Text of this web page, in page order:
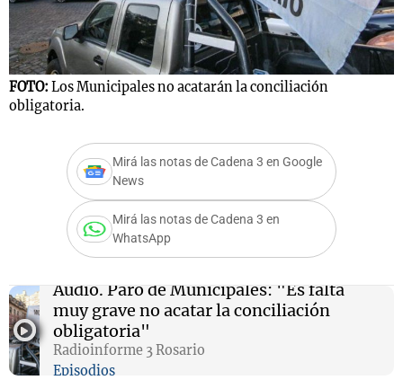
FOTO: Los Municipales no acatarán la conciliación
obligatoria.
Mirá las notas de Cadena 3 en Google
News
Mirá las notas de Cadena 3 en
WhatsApp
Audio. Paro de Municipales: "Es falta
muy grave no acatar la conciliación
obligatoria"
Radioinforme 3 Rosario
Episodios
Notas
Mundial 2026
Notas
La Sole en
Cadena 3